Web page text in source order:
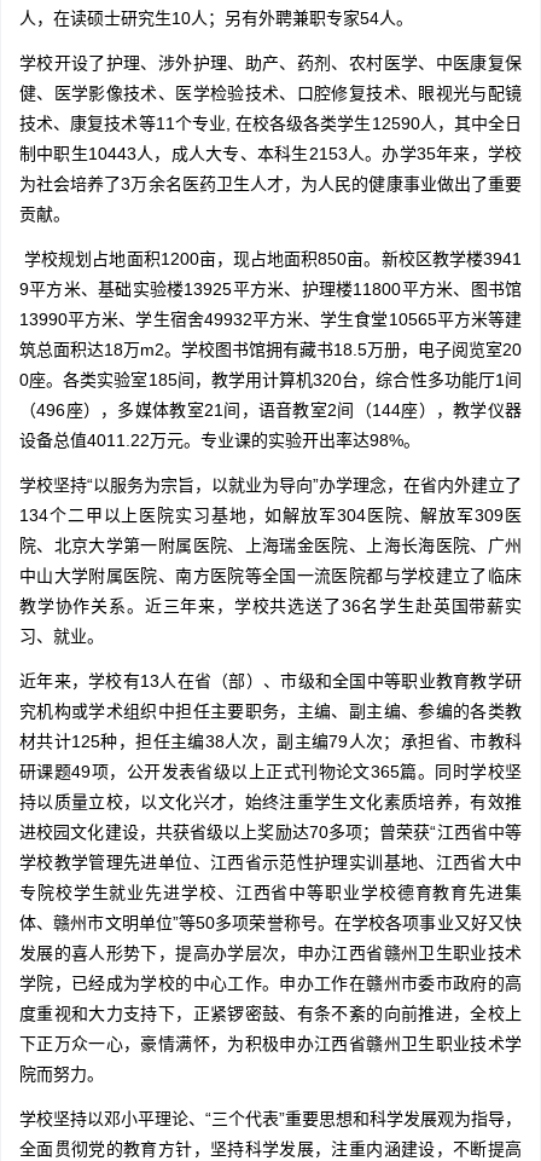
人，在读硕士研究生10人；另有外聘兼职专家54人。
学校开设了护理、涉外护理、助产、药剂、农村医学、中医康复保
健、医学影像技术、医学检验技术、口腔修复技术、眼视光与配镜
技术、康复技术等11个专业, 在校各级各类学生12590人，其中全日
制中职生10443人，成人大专、本科生2153人。办学35年来，学校
为社会培养了3万余名医药卫生人才，为人民的健康事业做出了重要
贡献。
学校规划占地面积1200亩，现占地面积850亩。新校区教学楼3941
9平方米、基础实验楼13925平方米、护理楼11800平方米、图书馆
13990平方米、学生宿舍49932平方米、学生食堂10565平方米等建
筑总面积达18万m2。学校图书馆拥有藏书18.5万册，电子阅览室20
0座。各类实验室185间，教学用计算机320台，综合性多功能厅1间
（496座），多媒体教室21间，语音教室2间（144座），教学仪器
设备总值4011.22万元。专业课的实验开出率达98%。
学校坚持“以服务为宗旨，以就业为导向”办学理念，在省内外建立了
134个二甲以上医院实习基地，如解放军304医院、解放军309医
院、北京大学第一附属医院、上海瑞金医院、上海长海医院、广州
中山大学附属医院、南方医院等全国一流医院都与学校建立了临床
教学协作关系。近三年来，学校共选送了36名学生赴英国带薪实
习、就业。
近年来，学校有13人在省（部）、市级和全国中等职业教育教学研
究机构或学术组织中担任主要职务，主编、副主编、参编的各类教
材共计125种，担任主编38人次，副主编79人次；承担省、市教科
研课题49项，公开发表省级以上正式刊物论文365篇。同时学校坚
持以质量立校，以文化兴才，始终注重学生文化素质培养，有效推
进校园文化建设，共获省级以上奖励达70多项；曾荣获“江西省中等
学校教学管理先进单位、江西省示范性护理实训基地、江西省大中
专院校学生就业先进学校、江西省中等职业学校德育教育先进集
体、赣州市文明单位”等50多项荣誉称号。在学校各项事业又好又快
发展的喜人形势下，提高办学层次，申办江西省赣州卫生职业技术
学院，已经成为学校的中心工作。申办工作在赣州市委市政府的高
度重视和大力支持下，正紧锣密鼓、有条不紊的向前推进，全校上
下正万众一心，豪情满怀，为积极申办江西省赣州卫生职业技术学
院而努力。
学校坚持以邓小平理论、“三个代表”重要思想和科学发展观为指导，
全面贯彻党的教育方针，坚持科学发展，注重内涵建设，不断提高